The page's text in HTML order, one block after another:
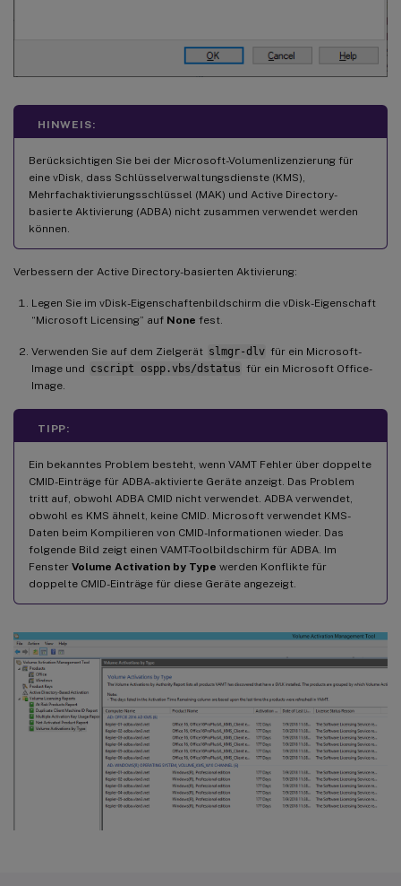
HINWEIS:
Berücksichtigen Sie bei der Microsoft-Volumenlizenzierung für
eine vDisk, dass Schlüsselverwaltungsdienste (KMS),
Mehrfachaktivierungsschlüssel (MAK) und Active Directory-
basierte Aktivierung (ADBA) nicht zusammen verwendet werden
können.
Verbessern der Active Directory-basierten Aktivierung:
Legen Sie im vDisk-Eigenschaftenbildschirm die vDisk-Eigenschaft
“Microsoft Licensing” auf None fest.
Verwenden Sie auf dem Zielgerät slmgr-dlv für ein Microsoft-
Image und cscript ospp.vbs/dstatus für ein Microsoft Office-
Image.
TIPP:
Ein bekanntes Problem besteht, wenn VAMT Fehler über doppelte
CMID-Einträge für ADBA-aktivierte Geräte anzeigt. Das Problem
tritt auf, obwohl ADBA CMID nicht verwendet. ADBA verwendet,
obwohl es KMS ähnelt, keine CMID. Microsoft verwendet KMS-
Daten beim Kompilieren von CMID-Informationen wieder. Das
folgende Bild zeigt einen VAMT-Toolbildschirm für ADBA. Im
Fenster Volume Activation by Type werden Konflikte für
doppelte CMID-Einträge für diese Geräte angezeigt.